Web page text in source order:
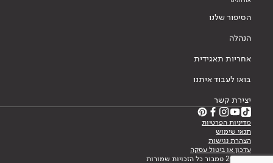
הסיפור שלנו
הנהלה
אחריות תאגידית
בואו לעבוד איתנו
יצירת קשר
מדיניות הפרטיות
תנאי שימוש
הצהרת נגישות
עדכון או ביטול עסקה
© 2026 טמבור כל הזכויות שמורות